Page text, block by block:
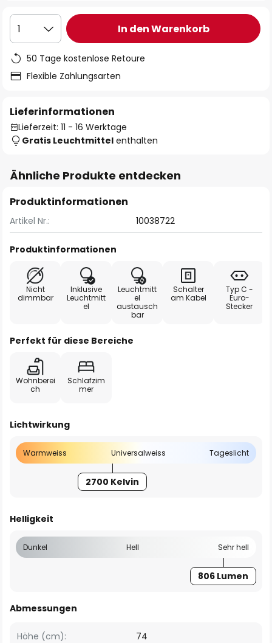
1 In den Warenkorb
50 Tage kostenlose Retoure
Flexible Zahlungsarten
Lieferinformationen
Lieferzeit: 11 - 16 Werktage
Gratis Leuchtmittel enthalten
Ähnliche Produkte entdecken
Produktinformationen
Artikel Nr.: 10038722
Produktinformationen
Nicht
dimmbar
Inklusive
Leuchtmitt
el
Leuchtmitt
el
austausch
bar
Schalter
am Kabel
Typ C -
Euro-
Stecker
Perfekt für diese Bereiche
Wohnberei
ch
Schlafzim
mer
Lichtwirkung
Warmweiss Universalweiss Tageslicht
2700 Kelvin
Helligkeit
Dunkel Hell Sehr hell
806 Lumen
Abmessungen
Höhe (cm):
74